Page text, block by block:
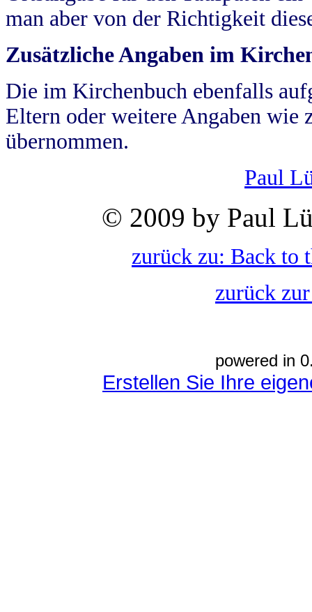
man aber von der Richtigkeit
Zusätzliche Angaben im
Die im Kirchenbuch ebenfalls
Eltern oder weitere Angaben wie
übernommen.
Paul
© 2009 by Paul
zurück zu: Back to
zurück
powered in
Erstellen Sie Ihre